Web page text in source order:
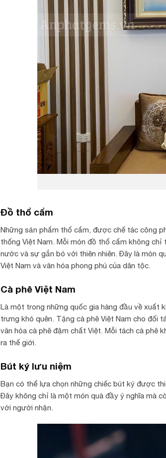
Đồ thổ cẩm
Những sản phẩm thổ cẩm, được chế tác công
thống Việt Nam. Mỗi món đồ thổ cẩm không chỉ
nước và sự gắn bó với thiên nhiên. Đây là món
Việt Nam và văn hóa phong phú của dân tộc.
Cà phê Việt Nam
Là một trong những quốc gia hàng đầu về xuất
trưng khó quên. Tặng cà phê Việt Nam cho đối
văn hóa cà phê đậm chất Việt. Mỗi tách cà phê
ra thế giới.
Bút ký lưu niệm
Bạn có thể lựa chọn những chiếc bút ký được
Đây không chỉ là một món quà đầy ý nghĩa mà
với người nhận.